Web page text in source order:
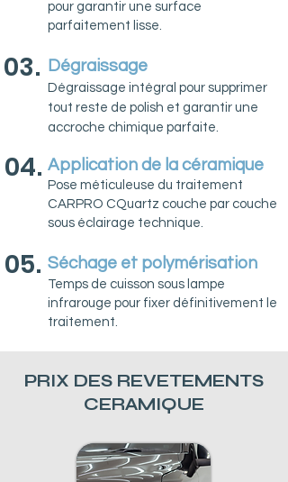
03.
04.
05.
pour garantir une surface
parfaitement lisse.
Dégraissage
Dégraissage intégral pour supprimer
tout reste de polish et garantir une
accroche chimique parfaite.
Application de la céramique
Pose méticuleuse du traitement
CARPRO CQuartz couche par couche
sous éclairage technique.
Séchage et polymérisation
Temps de cuisson sous lampe
infrarouge pour fixer définitivement le
traitement.
PRIX DES REVETEMENTS
CERAMIQUE